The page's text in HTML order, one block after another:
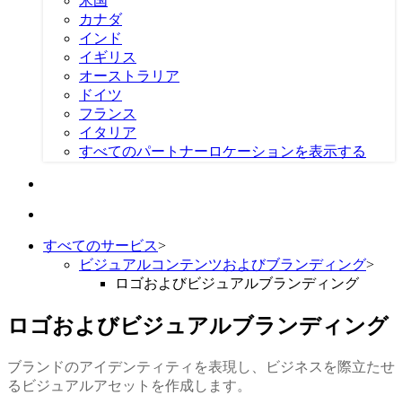
カナダ
インド
イギリス
オーストラリア
ドイツ
フランス
イタリア
すべてのパートナーロケーションを表示する
すべてのサービス>
ビジュアルコンテンツおよびブランディング>
ロゴおよびビジュアルブランディング
ロゴおよびビジュアルブランディング
ブランドのアイデンティティを表現し、ビジネスを際立たせ
るビジュアルアセットを作成します。